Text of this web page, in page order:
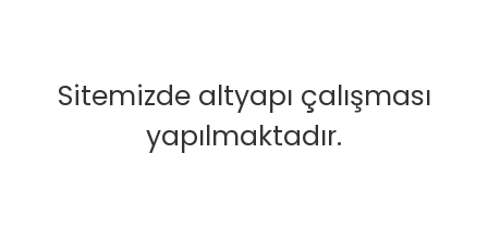
Sitemizde altyapı çalışması
yapılmaktadır.